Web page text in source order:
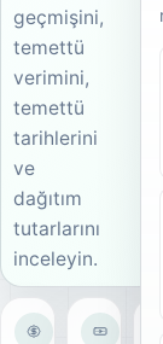
geçmişini,
temettü
verimini,
temettü
tarihlerini
ve
dağıtım
tutarlarını
inceleyin.